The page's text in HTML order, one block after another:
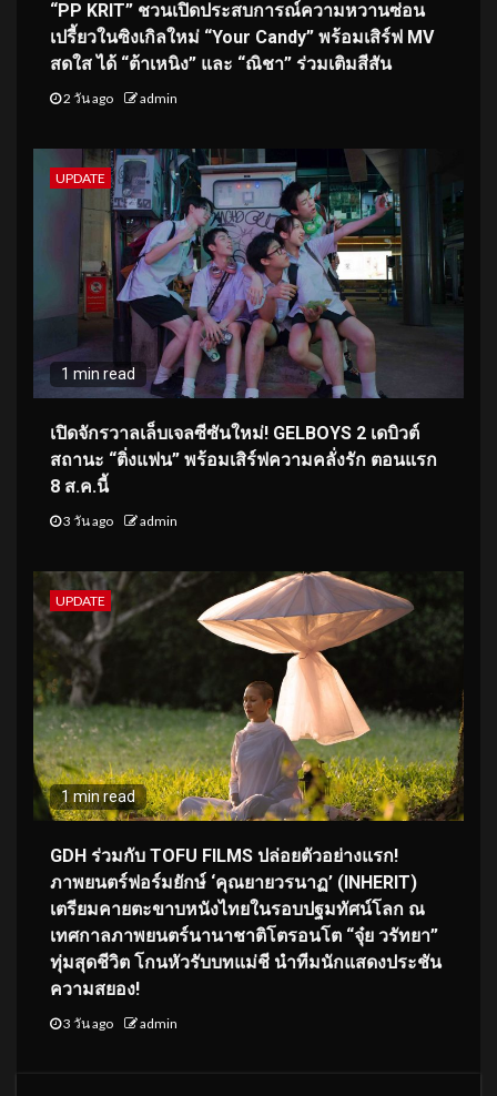
“PP KRIT” ชวนเปิดประสบการณ์ความหวานซ่อน
เปรี้ยวในซิงเกิลใหม่ “Your Candy” พร้อมเสิร์ฟ MV
สดใส ได้ “ต้าเหนิง” และ “ณิชา” ร่วมเติมสีสัน
2 วัน ago admin
UPDATE
1 min read
เปิดจักรวาลเล็บเจลซีซันใหม่! GELBOYS 2 เดบิวต์
สถานะ “ติ่งแฟน” พร้อมเสิร์ฟความคลั่งรัก ตอนแรก
8 ส.ค.นี้
3 วัน ago admin
UPDATE
1 min read
GDH ร่วมกับ TOFU FILMS ปล่อยตัวอย่างแรก!
ภาพยนตร์ฟอร์มยักษ์ ‘คุณยายวรนาฏ’ (INHERIT)
เตรียมคายตะขาบหนังไทยในรอบปฐมทัศน์โลก ณ
เทศกาลภาพยนตร์นานาชาติโตรอนโต “จุ๋ย วรัทยา”
ทุ่มสุดชีวิต โกนหัวรับบทแม่ชี นำทีมนักแสดงประชัน
ความสยอง!
3 วัน ago admin